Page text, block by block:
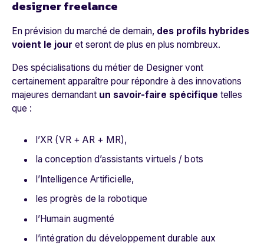
designer freelance
En prévision du marché de demain, des profils hybrides
voient le jour et seront de plus en plus nombreux.
Des spécialisations du métier de Designer vont
certainement apparaître pour répondre à des innovations
majeures demandant un savoir-faire spécifique telles
que :
l’XR (VR + AR + MR),
la conception d’assistants virtuels / bots
l’Intelligence Artificielle,
les progrès de la robotique
l’Humain augmenté
l’intégration du développement durable aux